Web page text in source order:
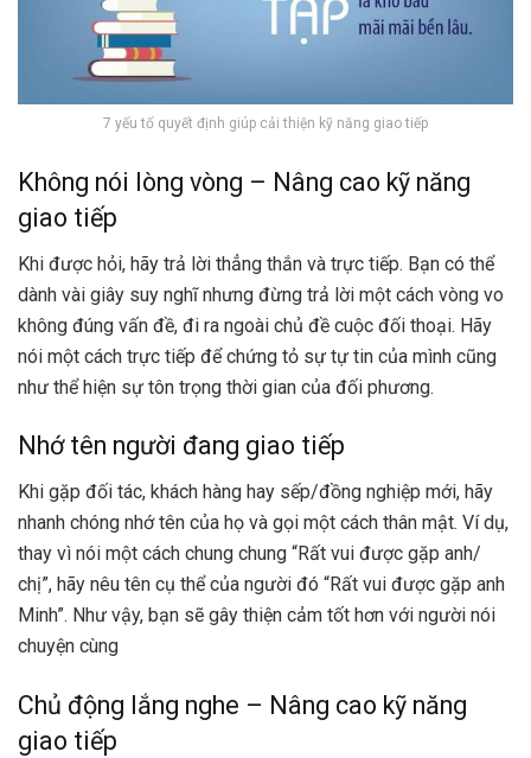
7 yếu tố quyết định giúp cải thiện kỹ năng giao tiếp
Không nói lòng vòng – Nâng cao kỹ năng
giao tiếp
Khi được hỏi, hãy trả lời thẳng thắn và trực tiếp. Bạn có thể
dành vài giây suy nghĩ nhưng đừng trả lời một cách vòng vo
không đúng vấn đề, đi ra ngoài chủ đề cuộc đối thoại. Hãy
nói một cách trực tiếp để chứng tỏ sự tự tin của mình cũng
như thể hiện sự tôn trọng thời gian của đối phương.
Nhớ tên người đang giao tiếp
Khi gặp đối tác, khách hàng hay sếp/đồng nghiệp mới, hãy
nhanh chóng nhớ tên của họ và gọi một cách thân mật. Ví dụ,
thay vì nói một cách chung chung “Rất vui được gặp anh/
chị”, hãy nêu tên cụ thể của người đó “Rất vui được gặp anh
Minh”. Như vậy, bạn sẽ gây thiện cảm tốt hơn với người nói
chuyện cùng
Chủ động lắng nghe – Nâng cao kỹ năng
giao tiếp